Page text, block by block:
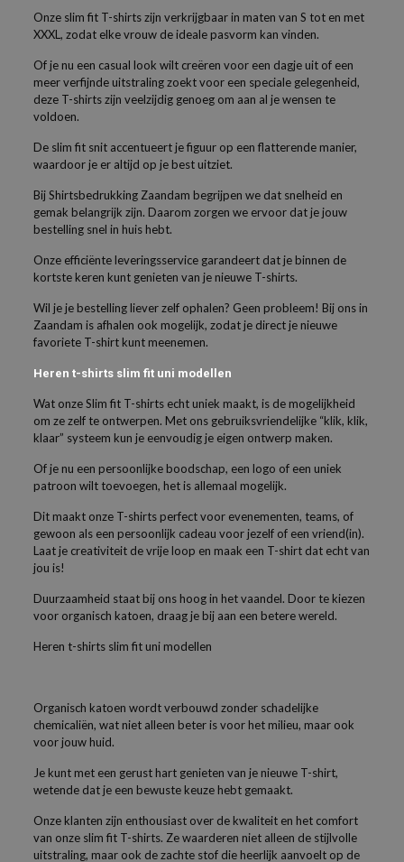
Onze slim fit T-shirts zijn verkrijgbaar in maten van S tot en met
XXXL, zodat elke vrouw de ideale pasvorm kan vinden.
Of je nu een casual look wilt creëren voor een dagje uit of een
meer verfijnde uitstraling zoekt voor een speciale gelegenheid,
deze T-shirts zijn veelzijdig genoeg om aan al je wensen te
voldoen.
De slim fit snit accentueert je figuur op een flatterende manier,
waardoor je er altijd op je best uitziet.
Bij Shirtsbedrukking Zaandam begrijpen we dat snelheid en
gemak belangrijk zijn. Daarom zorgen we ervoor dat je jouw
bestelling snel in huis hebt.
Onze efficiënte leveringsservice garandeert dat je binnen de
kortste keren kunt genieten van je nieuwe T-shirts.
Wil je je bestelling liever zelf ophalen? Geen probleem! Bij ons in
Zaandam is afhalen ook mogelijk, zodat je direct je nieuwe
favoriete T-shirt kunt meenemen.
Heren t-shirts slim fit uni modellen
Wat onze Slim fit T-shirts echt uniek maakt, is de mogelijkheid
om ze zelf te ontwerpen. Met ons gebruiksvriendelijke “klik, klik,
klaar” systeem kun je eenvoudig je eigen ontwerp maken.
Of je nu een persoonlijke boodschap, een logo of een uniek
patroon wilt toevoegen, het is allemaal mogelijk.
Dit maakt onze T-shirts perfect voor evenementen, teams, of
gewoon als een persoonlijk cadeau voor jezelf of een vriend(in).
Laat je creativiteit de vrije loop en maak een T-shirt dat echt van
jou is!
Duurzaamheid staat bij ons hoog in het vaandel. Door te kiezen
voor organisch katoen, draag je bij aan een betere wereld.
Heren t-shirts slim fit uni modellen
Organisch katoen wordt verbouwd zonder schadelijke
chemicaliën, wat niet alleen beter is voor het milieu, maar ook
voor jouw huid.
Je kunt met een gerust hart genieten van je nieuwe T-shirt,
wetende dat je een bewuste keuze hebt gemaakt.
Onze klanten zijn enthousiast over de kwaliteit en het comfort
van onze slim fit T-shirts. Ze waarderen niet alleen de stijlvolle
uitstraling, maar ook de zachte stof die heerlijk aanvoelt op de